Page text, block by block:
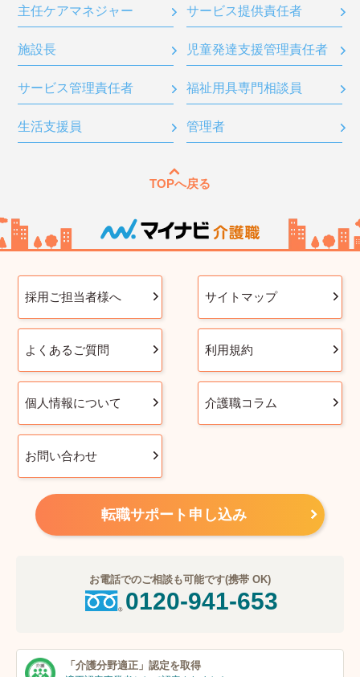
主任ケアマネジャー サービス提供責任者
施設長 児童発達支援管理責任者
サービス管理責任者 福祉用具専門相談員
生活支援員 管理者
TOPへ戻る
採用ご担当者様へ サイトマップ
よくあるご質問 利用規約
個人情報について 介護職コラム
お問い合わせ
転職サポート申し込み
お電話でのご相談も可能です(携帯 OK)
0120-941-653
「介護分野適正」 認定を取得